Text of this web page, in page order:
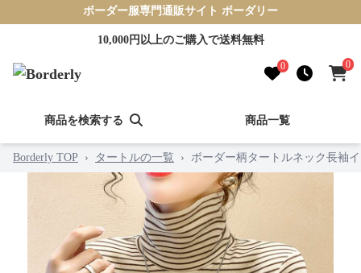
ボーダー服専門通販サイト ボーダリー
10,000円以上のご購入で送料無料
0 0
商品を検索する 商品一覧
Borderly TOP › タートルの一覧 › ボーダー柄タートルネック長袖